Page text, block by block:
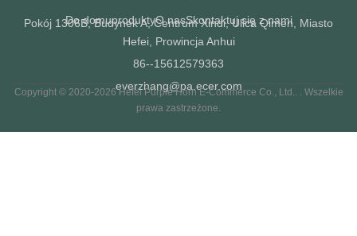
Do domuproduktyO nasSkontaktuj się z nami
Pokój 1306B, Budynek A, Centrum Xindi, Ulica Qimen, Miasto
Hefei, Prowincja Anhui
86--15612579363
everzhang@pa.ecer.com
Copyright © 2020-2026 Hefei Purple Horn E-Commerce Co., Ltd.. . Wszelkie
prawa zastrzeżone.